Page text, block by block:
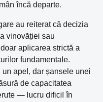
încă departe.
au reiterat că decizia
vinovăției sau
aplicarea strictă a
fundamentale.
apel, dar șansele unei
de capacitatea
— lucru dificil în